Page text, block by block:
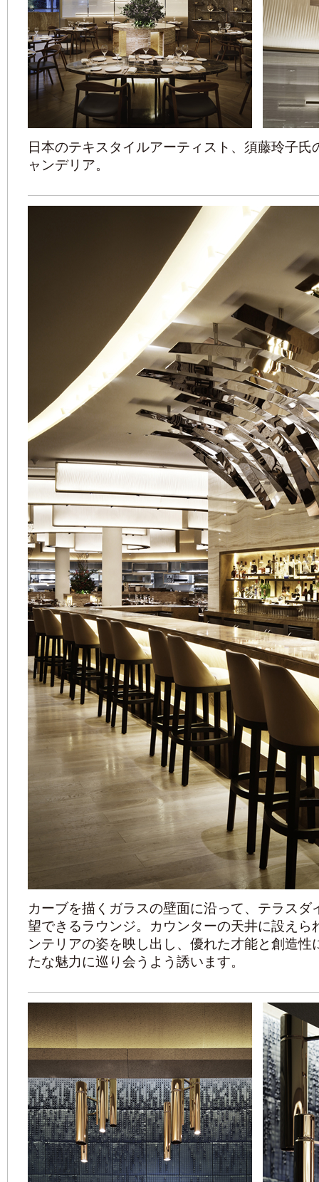
日本のテキスタイルアーティスト、須藤玲子
ャンデリア。
カーブを描くガラスの壁面に沿って、テラスダ
望できるラウンジ。カウンターの天井に設えら
ンテリアの姿を映し出し、優れた才能と創造
たな魅力に巡り会うよう誘います。